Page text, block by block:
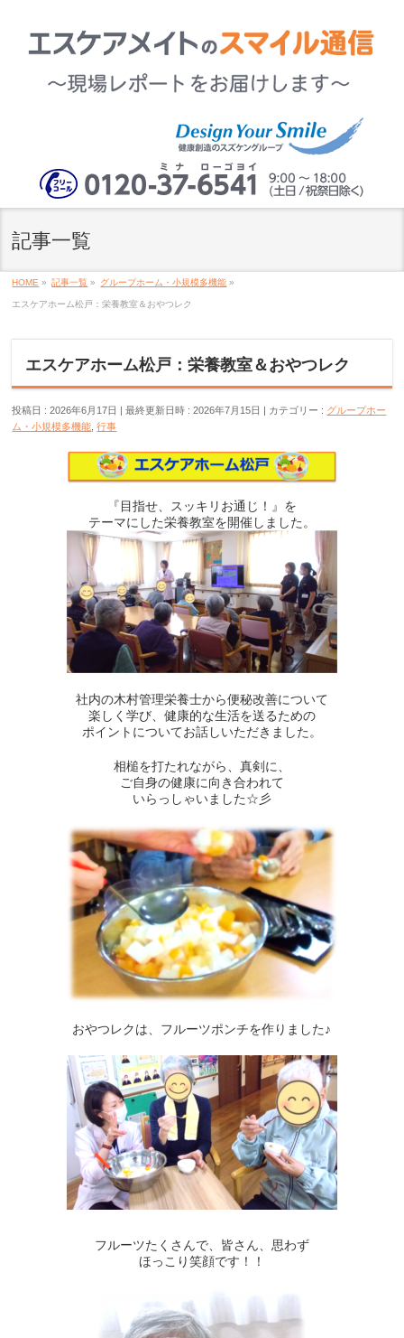
記事一覧
HOME » 記事一覧 » グループホーム・小規模多機能 »
エスケアホーム松戸：栄養教室＆おやつレク
エスケアホーム松戸：栄養教室＆おやつレク
投稿日 : 2026年6月17日 最終更新日時 : 2026年7月15日 カテゴリー : グループホー
ム・小規模多機能 ,行事
『目指せ、スッキリお通じ！』を
テーマにした栄養教室を開催しました。
社内の木村管理栄養士から便秘改善について
楽しく学び、健康的な生活を送るための
ポイントについてお話しいただきました。
相槌を打たれながら、真剣に、
ご自身の健康に向き合われて
いらっしゃいました☆彡
おやつレクは、フルーツポンチを作りました♪
フルーツたくさんで、皆さん、思わず
ほっこり笑顔です！！